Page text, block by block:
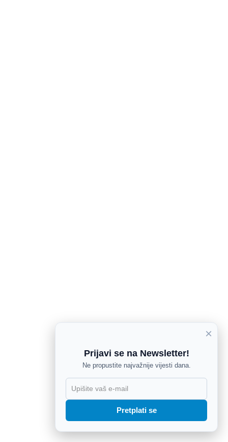
×
Prijavi se na Newsletter!
Ne propustite najvažnije vijesti dana.
Pretplati se